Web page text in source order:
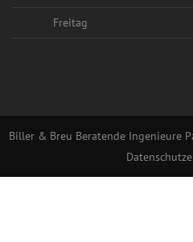
Freitag
Biller & Breu Beratende Ingenieure